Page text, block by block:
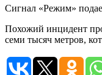
Сигнал «Режим»
Похожий инцидент
семи тысяч метров,